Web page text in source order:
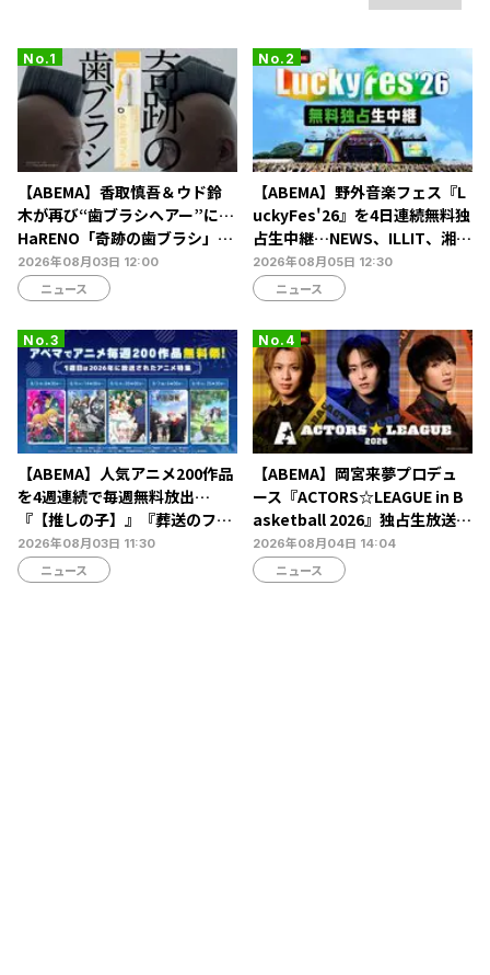
【ABEMA】香取慎吾＆ウド鈴
木が再び“歯ブラシヘアー”に…
HaRENO「奇跡の歯ブラシ」新
TVCMの放映開始
2026年08月03日 12:00
ニュース
【ABEMA】野外音楽フェス『L
uckyFes'26』を4日連続無料独
占生中継…NEWS、ILLIT、湘南
乃風ら60組以上が集結
2026年08月05日 12:30
ニュース
【ABEMA】人気アニメ200作品
を4週連続で毎週無料放出…
『【推しの子】』『葬送のフリ
ーレン』『呪術廻戦』など今年
の話題作を一挙放送
2026年08月03日 11:30
ニュース
【ABEMA】岡宮来夢プロデュ
ース『ACTORS☆LEAGUE in B
asketball 2026』独占生放送決
定…北村諒、糸川耀士郎、長妻
怜央らが出演
2026年08月04日 14:04
ニュース